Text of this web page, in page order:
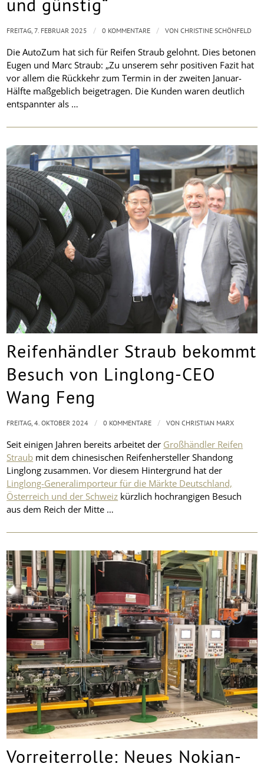
Die AutoZum hat sich für Reifen Straub gelohnt. Dies betonen
Eugen und Marc Straub: „Zu unserem sehr positiven Fazit hat
vor allem die Rückkehr zum Termin in der zweiten Januar-
Hälfte maßgeblich beigetragen. Die Kunden waren deutlich
entspannter als …
FREITAG, 7. FEBRUAR 2025 / 0 KOMMENTARE / VONCHRISTINE SCHÖNFELD
Reifenhändler Straub bekommt
Besuch von Linglong-CEO
Wang Feng
Seit einigen Jahren bereits arbeitet der Großhändler Reifen
Straub mit dem chinesischen Reifenhersteller Shandong
Linglong zusammen. Vor diesem Hintergrund hat der
Linglong-Generalimporteur für die Märkte Deutschland,
Österreich und der Schweiz kürzlich hochrangigen Besuch
aus dem Reich der Mitte …
FREITAG, 4. OKTOBER 2024 / 0 KOMMENTARE / VONCHRISTIAN MARX
Vorreiterrolle: Neues Nokian-